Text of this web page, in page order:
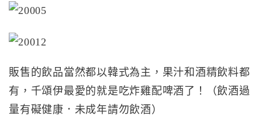
販售的飲品當然都以韓式為主，果汁和酒精飲料都
有，千頌伊最愛的就是吃炸雞配啤酒了！（飲酒過
量有礙健康．未成年請勿飲酒）